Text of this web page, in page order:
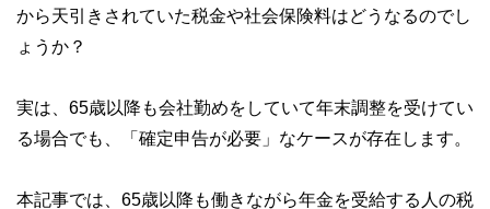
から天引きされていた税金や社会保険料はどうなるのでし
ょうか？
実は、65歳以降も会社勤めをしていて年末調整を受けてい
る場合でも、「確定申告が必要」なケースが存在します。
本記事では、65歳以降も働きながら年金を受給する人の税